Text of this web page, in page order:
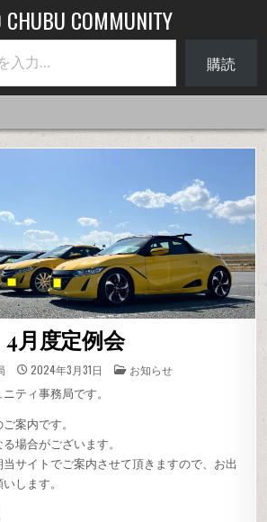
COMMUNITY
購読
4月度定例会
2024年3月31日 投
稿
お知らせ
ティ事務局です。
案内です。
場合がございます。
サイトでご案内させて頂きますので、お出
します。